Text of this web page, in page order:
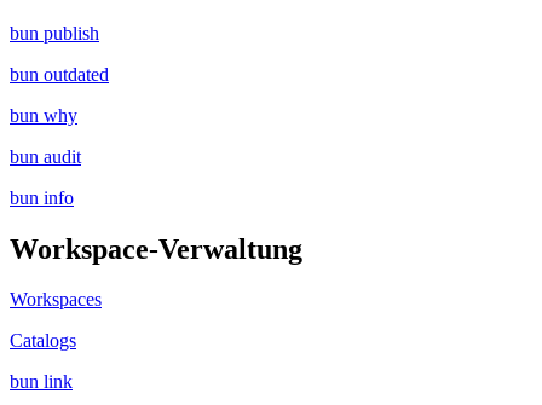
bun publish
bun outdated
bun why
bun audit
bun info
Workspace-Verwaltung
Workspaces
Catalogs
bun link